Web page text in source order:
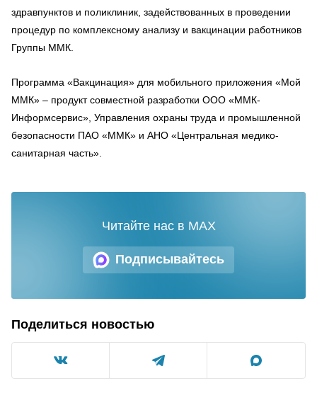
здравпунктов и поликлиник, задействованных в проведении
процедур по комплексному анализу и вакцинации работников
Группы ММК.
Программа «Вакцинация» для мобильного приложения «Мой
ММК» – продукт совместной разработки ООО «ММК-
Информсервис», Управления охраны труда и промышленной
безопасности ПАО «ММК» и АНО «Центральная медико-
санитарная часть».
Подписывайтесь
Читайте нас в MAX
Поделиться новостью